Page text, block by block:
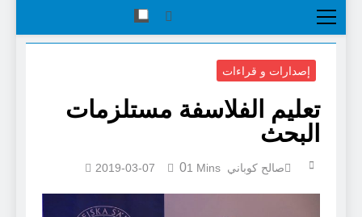
إصدارات و قراءات
تعليم الفلاسفة مستلزمات
البحث
صالح كوباني 2019-03-07 01 Mins